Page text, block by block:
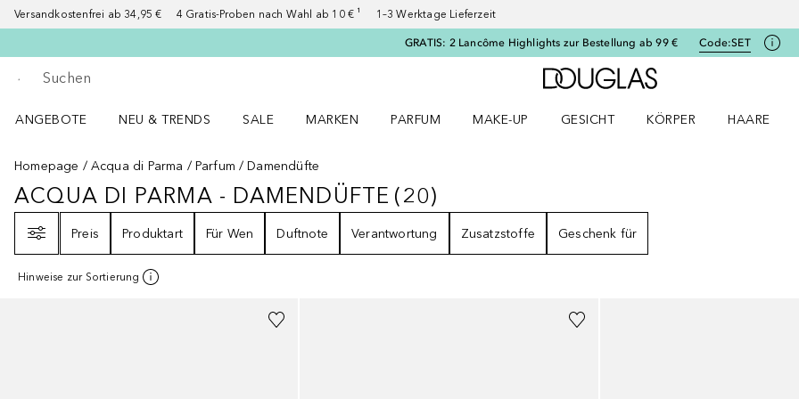
Versandkostenfrei ab 34,95 € 4 Gratis-Proben nach Wahl ab 10 € ¹ 1–3 Werktage Lieferzeit
GRATIS: 2 Lancôme Highlights zur Bestellung ab 99 € Code:SET
Gehe zurück
Suche ausführen
Zur Douglas Startseite
ANGEBOTE
NEU & TRENDS
SALE
MARKEN
PARFUM
MAKE-UP
GESICHT
KÖRPER
HAARE
Homepage
Acqua di Parma Parfum Damendüfte
ACQUA DI PARMA - DAMENDÜFTE20ERGEBNISSE
ACQUA DI PARMA - DAMENDÜFTE (20)
Preis
Produktart Für Wen Duftnote Verantwortung Zusatzstoffe Geschenk für
Hinweise zur Sortierung
Größen